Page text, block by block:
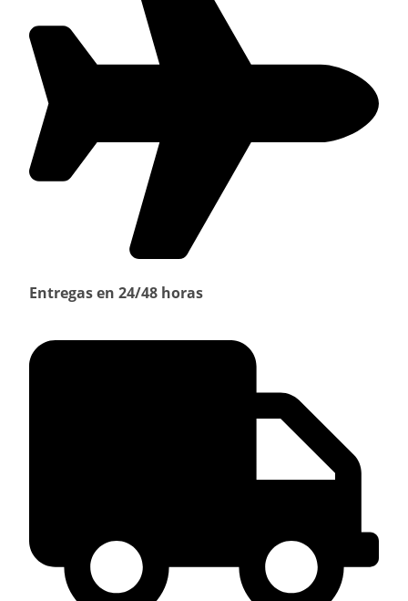
Entregas en 24/48 horas